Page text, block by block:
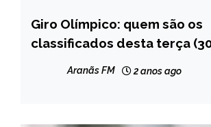
ESPORTES
INTERNACIONAL
NOTÍCIAS
Giro Olímpico: quem são os
classificados desta terça
Aranãs FM 2 anos ago